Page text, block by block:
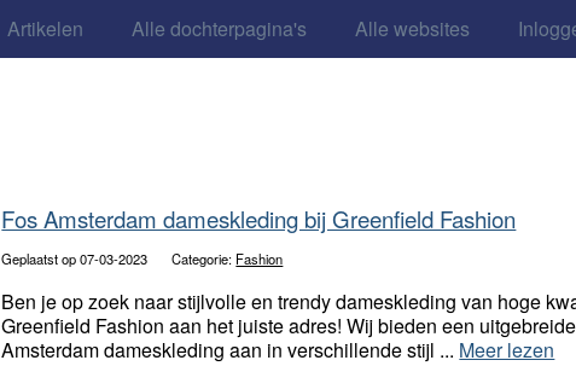
Artikelen Alle dochterpagina's Alle websites
Fos Amsterdam dameskleding bij Greenfield Fashion
Geplaatst op 07-03-2023 Categorie: Fashion
Ben je op zoek naar stijlvolle en trendy dameskleding van hoge
Greenfield Fashion aan het juiste adres! Wij bieden een
Amsterdam dameskleding aan in verschillende stijl ... Meer lezen